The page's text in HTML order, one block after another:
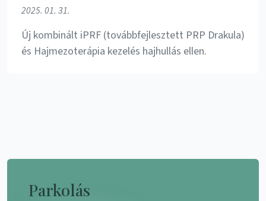
2025. 01. 31.
Új kombinált iPRF (továbbfejlesztett PRP Drakula)
és Hajmezoterápia kezelés hajhullás ellen.
Parkolás